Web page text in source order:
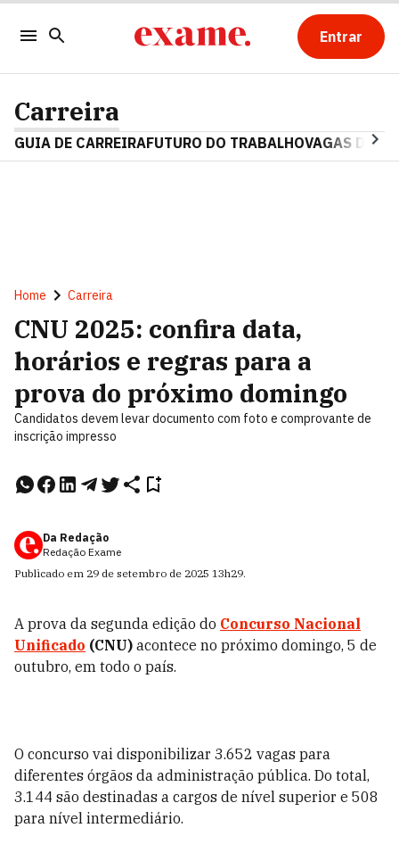
Entrar
Carreira
GUIA DE CARREIRAFUTURO DO TRABALHOVAGAS DE
Home Carreira
CNU 2025: confira data,
horários e regras para a
prova do próximo domingo
Candidatos devem levar documento com foto e comprovante de
inscrição impresso
Da Redação
Redação Exame
Publicado em 29 de setembro de 2025 13h29.
A prova da segunda edição do Concurso Nacional
Unificado (CNU) acontece no próximo domingo, 5 de
outubro, em todo o país.
O concurso vai disponibilizar 3.652 vagas para
diferentes órgãos da administração pública. Do total,
3.144 são destinadas a cargos de nível superior e 508
para nível intermediário.